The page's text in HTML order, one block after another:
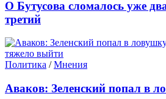
О Бутусова сломалось уже
третий
Политика /Мнения
Аваков: Зеленский попал в